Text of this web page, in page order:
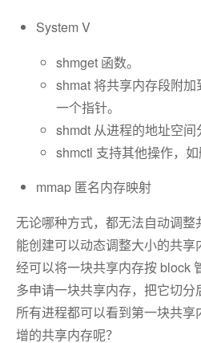
System V
shmget 函数。
shmat 将共享内存段附
一个指针。
shmdt 从进程的地址空间
shmctl 支持其他操作，如
mmap 匿名内存映射
无论哪种方式，都无法自动调
能创建可以动态调整大小的共
经可以将一块共享内存按 block
多申请一块共享内存，把它切
所有进程都可以看到第一块共
增的共享内存呢？